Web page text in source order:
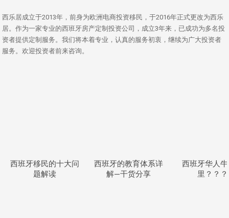
西乐居成立于2013年，前身为欧洲电商投资移民，于2016年正式更改为西乐
居。作为一家专业的西班牙房产定制投资公司，成立3年来，已成功为多名投
资者提供定制服务。我们将本着专业，认真的服务初衷，继续为广大投资者
服务。欢迎投资者前来咨询。
西班牙移民的十大问
题解读
西班牙的教育体系详
解—干货分享
西班牙华人
里？？？